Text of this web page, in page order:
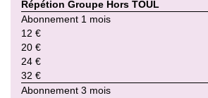
Répétion Groupe Hors TOUL
Abonnement 1 mois
12 €
20 €
24 €
32 €
Abonnement 3 mois